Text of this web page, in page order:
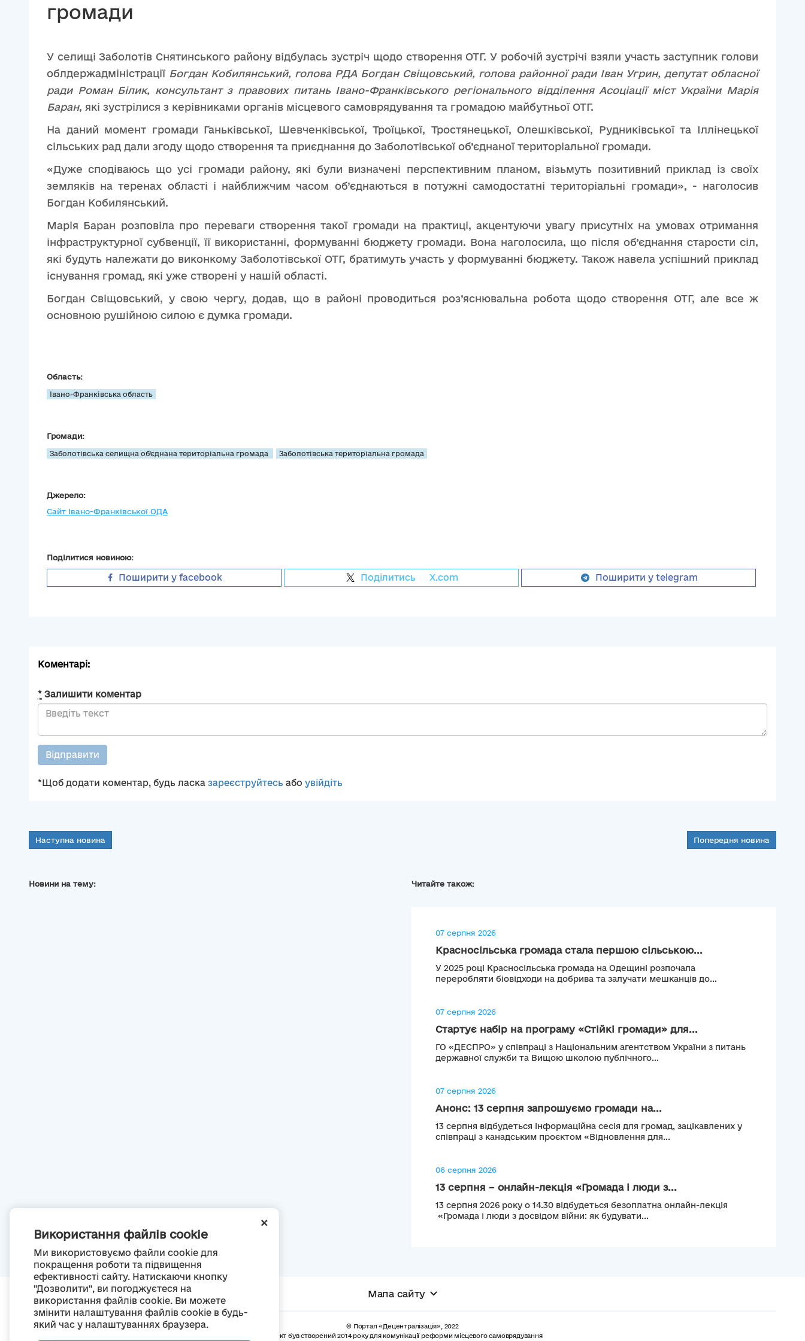
+
Використання файлів cookie
Ми використовуємо файли cookie для
покращення роботи та підвищення
ефективності сайту. Натискаючи кнопку
"Дозволити", ви погоджуєтеся на
використання файлів cookie. Ви можете
змінити налаштування файлів cookie в будь-
який час у налаштуваннях браузера.
громади
У селищі Заболотів Снятинського району відбулась зустріч щодо створення ОТГ. У робочій зустрічі взяли участь заступник голови
облдержадміністрації Богдан Кобилянський, голова РДА Богдан Свіщовський, голова районної ради Іван Угрин, депутат обласної
ради Роман Білик, консультант з правових питань Івано-Франківського регіонального відділення Асоціації міст України Марія
Баран, які зустрілися з керівниками органів місцевого самоврядування та громадою майбутньої ОТГ.
На даний момент громади Ганьківської, Шевченківської, Троїцької, Тростянецької, Олешківської, Рудниківської та Іллінецької
сільських рад дали згоду щодо створення та приєднання до Заболотівської об’єднаної територіальної громади.
«Дуже сподіваюсь що усі громади району, які були визначені перспективним планом, візьмуть позитивний приклад із своїх
земляків на теренах області і найближчим часом об’єднаються в потужні самодостатні територіальні громади», - наголосив
Богдан Кобилянський.
Марія Баран розповіла про переваги створення такої громади на практиці, акцентуючи увагу присутніх на умовах отримання
інфраструктурної субвенції, її використанні, формуванні бюджету громади. Вона наголосила, що після об’єднання старости сіл,
які будуть належати до виконкому Заболотівської ОТГ, братимуть участь у формуванні бюджету. Також навела успішний приклад
існування громад, які уже створені у нашій області.
Богдан Свіщовський, у свою чергу, додав, що в районі проводиться роз’яснювальна робота щодо створення ОТГ, але все ж
основною рушійною силою є думка громади.
Область:
Івано-Франківська область
Громади:
Заболотівська селищна об’єднана територіальна громада Заболотівська територіальна громада
Джерело:
Сайт Івано-Франківської ОДА
Поділитися новиною:
Поширити у facebook Поділитись X.com Поширити у telegram
Коментарі:
* Залишити коментар
Відправити
*Щоб додати коментар, будь ласка зареєструйтесь або увійдіть
Наступна новина Попередня новина
Новини на тему: Читайте також:
07 серпня 2026
Красносільська громада стала першою сільською...
У 2025 році Красносільська громада на Одещині розпочала
переробляти біовідходи на добрива та залучати мешканців до...
07 серпня 2026
Стартує набір на програму «Стійкі громади» для...
ГО «ДЕСПРО» у співпраці з Національним агентством України з питань
державної служби та Вищою школою публічного...
07 серпня 2026
Анонс: 13 серпня запрошуємо громади на...
13 серпня відбудеться інформаційна сесія для громад, зацікавлених у
співпраці з канадським проєктом «Відновлення для...
06 серпня 2026
13 серпня – онлайн-лекція «Громада і люди з...
13 серпня 2026 року о 14.30 відбудеться безоплатна онлайн-лекція
«Громада і люди з досвідом війни: як будувати...
Мапа сайту
© Портал «Децентралізація», 2022
Проект був створений 2014 року для комунікації реформи місцевого самоврядування